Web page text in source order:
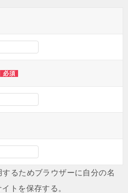
必須
るためブラウザーに自分の名
トを保存する。